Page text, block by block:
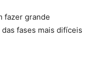
fazer grande
fases mais difíceis